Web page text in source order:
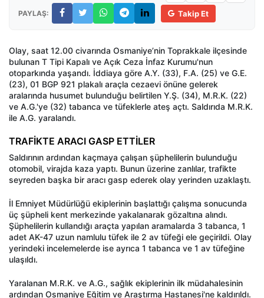
PAYLAŞ: Takip Et
Olay, saat 12.00 civarında Osmaniye’nin Toprakkale ilçesinde
bulunan T Tipi Kapalı ve Açık Ceza İnfaz Kurumu'nun
otoparkında yaşandı. İddiaya göre A.Y. (33), F.A. (25) ve G.E.
(23), 01 BGP 921 plakalı araçla cezaevi önüne gelerek
aralarında husumet bulunduğu belirtilen Y.Ş. (34), M.R.K. (22)
ve A.G.'ye (32) tabanca ve tüfeklerle ateş açtı. Saldırıda M.R.K.
ile A.G. yaralandı.
TRAFİKTE ARACI GASP ETTİLER
Saldırının ardından kaçmaya çalışan şüphelilerin bulunduğu
otomobil, virajda kaza yaptı. Bunun üzerine zanlılar, trafikte
seyreden başka bir aracı gasp ederek olay yerinden uzaklaştı.
İl Emniyet Müdürlüğü ekiplerinin başlattığı çalışma sonucunda
üç şüpheli kent merkezinde yakalanarak gözaltına alındı.
Şüphelilerin kullandığı araçta yapılan aramalarda 3 tabanca, 1
adet AK-47 uzun namlulu tüfek ile 2 av tüfeği ele geçirildi. Olay
yerindeki incelemelerde ise ayrıca 1 tabanca ve 1 av tüfeğine
ulaşıldı.
Yaralanan M.R.K. ve A.G., sağlık ekiplerinin ilk müdahalesinin
ardından Osmaniye Eğitim ve Araştırma Hastanesi'ne kaldırıldı.